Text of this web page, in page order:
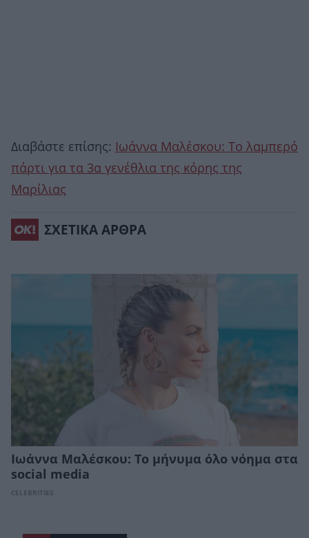
Διαβάστε επίσης:
Ιωάννα Μαλέσκου: Το λαμπερό
πάρτι για τα 3α γενέθλια της κόρης της
Μαρίλιας
ΣΧΕΤΙΚΑ ΑΡΘΡΑ
Ιωάννα Μαλέσκου: Το μήνυμα όλο νόημα στα
social media
CELEBRITIES